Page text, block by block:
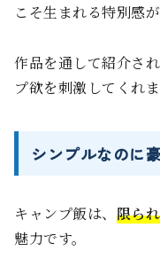
こそ生まれる特別感が
作品を通して紹介さ
プ欲を刺激してくれま
シンプルなのに
キャンプ飯は、 限ら
魅力です。